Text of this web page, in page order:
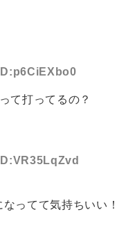
て打ってるの？
ってて気持ちいい！